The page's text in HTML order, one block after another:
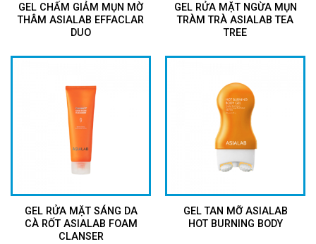
GEL CHẤM GIẢM MỤN MỜ
THÂM ASIALAB EFFACLAR
DUO
GEL RỬA MẶT NGỪA MỤN
TRÀM TRÀ ASIALAB TEA
TREE
GEL RỬA MẶT SÁNG DA
CÀ RỐT ASIALAB FOAM
CLANSER
GEL TAN MỠ ASIALAB
HOT BURNING BODY